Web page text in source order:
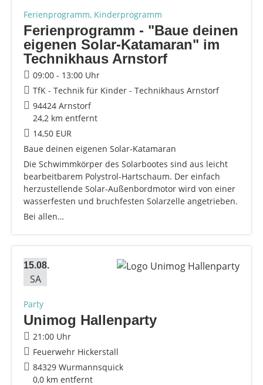
Ferienprogramm, Kinderprogramm
Ferienprogramm - "Baue deinen
eigenen Solar-Katamaran" im
Technikhaus Arnstorf
09:00 - 13:00 Uhr
TfK - Technik für Kinder - Technikhaus Arnstorf
94424 Arnstorf
24,2 km entfernt
14,50 EUR
Baue deinen eigenen Solar-Katamaran
Die Schwimmkörper des Solarbootes sind aus leicht
bearbeitbarem Polystrol-Hartschaum. Der einfach
herzustellende Solar-Außenbordmotor wird von einer
wasserfesten und bruchfesten Solarzelle angetrieben.
Bei allen…
15.08.
SA
Party
Unimog Hallenparty
21:00 Uhr
Feuerwehr Hickerstall
84329 Wurmannsquick
0,0 km entfernt